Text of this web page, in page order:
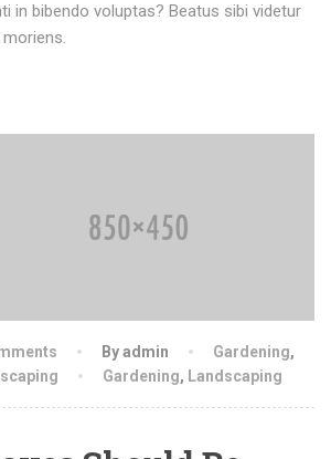
in bibendo voluptas? Beatus sibi videtur
By admin Gardening,
Gardening, Landscaping